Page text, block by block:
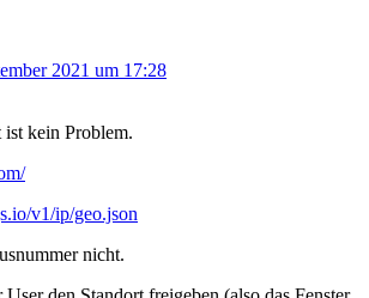
2021 um 17:28
kein Problem.
v1/ip/geo.json
nicht.